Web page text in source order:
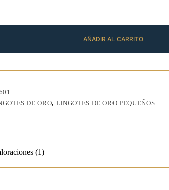
AÑADIR AL CARRITO
DE ORO, LINGOTES DE ORO PEQUEÑOS
(1)